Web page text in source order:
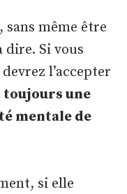
même être
dire. Si vous
l’accepter
toujours une
mentale de
si elle